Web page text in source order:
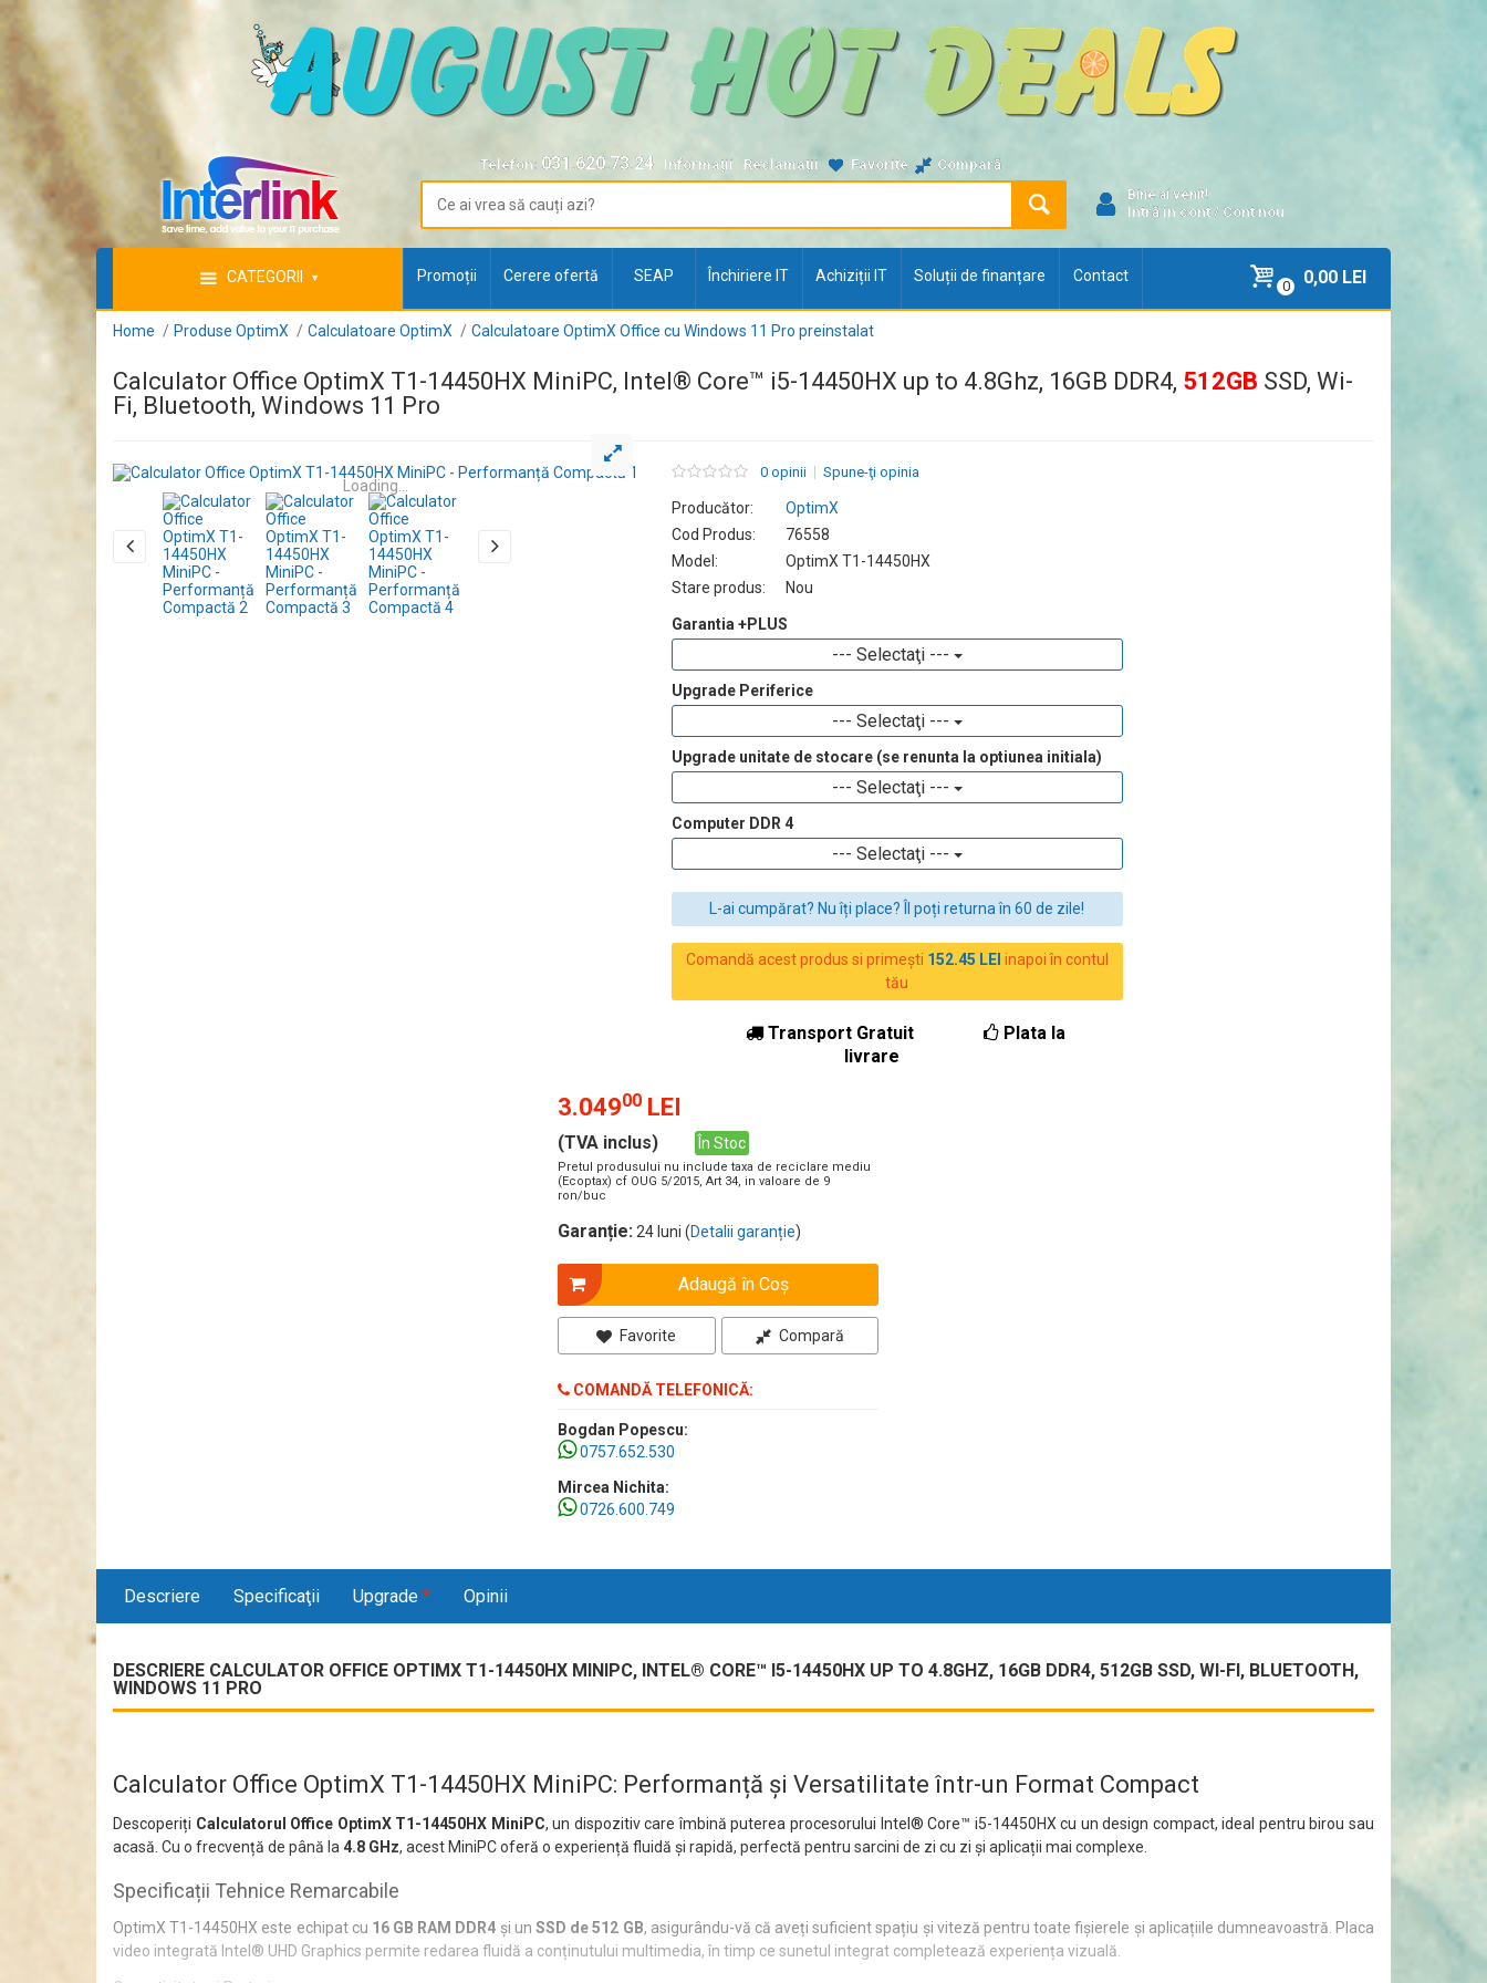
Telefon: 031.620.73.24 Informații Reclamații Favorite Compară
Bine ai venit!
Intră în cont / Cont nou
CATEGORII Promoții Cerere ofertă SEAP Închiriere IT Achiziții IT Soluții de finanțare Contact
0 0,00 LEI
Home Produse OptimX Calculatoare OptimX Calculatoare OptimX Office cu Windows 11 Pro preinstalat
Calculator Office OptimX T1-14450HX MiniPC, Intel® Core™ i5-14450HX up to 4.8Ghz, 16GB DDR4, 512GB SSD, Wi-
Fi, Bluetooth, Windows 11 Pro
Loading...
0 opinii Spune-ţi opinia
Producător:
OptimX
Cod Produs:
76558
Model:
OptimX T1-14450HX
Stare produs:
Nou
Garantia +PLUS
--- Selectaţi ---
Upgrade Periferice
--- Selectaţi ---
Upgrade unitate de stocare (se renunta la optiunea initiala)
--- Selectaţi ---
Computer DDR 4
--- Selectaţi ---
L-ai cumpărat? Nu îți place? Îl poți returna în 60 de zile!
Comandă acest produs si primești 152.45 LEI inapoi în contul
tău
Transport Gratuit
Plata la
livrare
3.04900 LEI
(TVA inclus) În Stoc
Pretul produsului nu include taxa de reciclare mediu
(Ecoptax) cf OUG 5/2015, Art 34, in valoare de 9
ron/buc
Garanție: 24 luni (Detalii garanție)
Adaugă în Coş
Favorite Compară
COMANDĂ TELEFONICĂ:
Bogdan Popescu:
0757.652.530
Mircea Nichita:
0726.600.749
Descriere Specificaţii Upgrade * Opinii
DESCRIERE CALCULATOR OFFICE OPTIMX T1-14450HX MINIPC, INTEL® CORE™ I5-14450HX UP TO 4.8GHZ, 16GB DDR4, 512GB SSD, WI-FI, BLUETOOTH,
WINDOWS 11 PRO
Calculator Office OptimX T1-14450HX MiniPC: Performanță și Versatilitate într-un Format Compact
Descoperiți Calculatorul Office OptimX T1-14450HX MiniPC, un dispozitiv care îmbină puterea procesorului Intel® Core™ i5-14450HX cu un design compact, ideal pentru birou sau
acasă. Cu o frecvență de până la 4.8 GHz, acest MiniPC oferă o experiență fluidă și rapidă, perfectă pentru sarcini de zi cu zi și aplicații mai complexe.
Specificații Tehnice Remarcabile
OptimX T1-14450HX este echipat cu 16 GB RAM DDR4 și un SSD de 512 GB, asigurându-vă că aveți suficient spațiu și viteză pentru toate fișierele și aplicațiile dumneavoastră. Placa
video integrată Intel® UHD Graphics permite redarea fluidă a conținutului multimedia, în timp ce sunetul integrat completează experiența vizuală.